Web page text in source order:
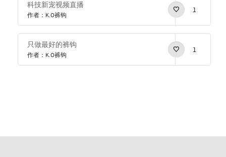
科技新宠视频直播
作者：K.O裤钩
1
只做最好的裤钩
作者：K.O裤钩
1